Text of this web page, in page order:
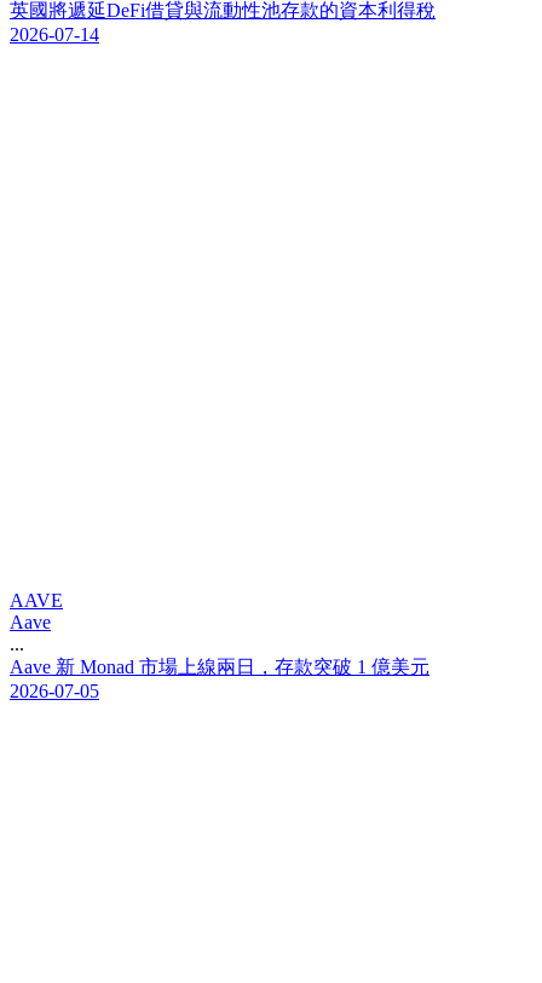
英國將遞延DeFi借貸與流動性池存款的資本利 得稅
2026-07-14
AAVE
Aave
...
Aave 新 Monad 市場 上線兩 日 ， 存款突破 1 億美元
2026-07-05